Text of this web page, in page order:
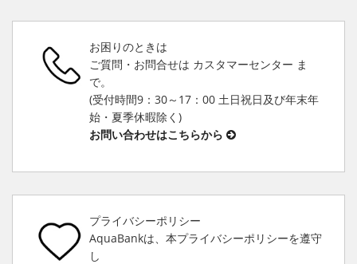
お困りのときは
ご質問・お問合せは カスタマーセンター ま
で。
(受付時間9：30～17：00 土日祝日及び年末年
始・夏季休暇除く)
お問い合わせはこちらから
プライバシーポリシー
AquaBankは、本プライバシーポリシーを遵守
し